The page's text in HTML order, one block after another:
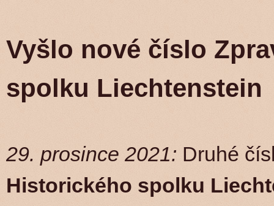
Vyšlo nové číslo
spolku Liechtenstein
29. prosince 2021: Druhé
Historického spolku